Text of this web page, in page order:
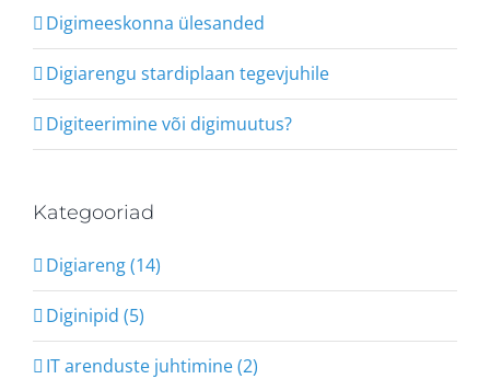
Digimeeskonna ülesanded
Digiarengu stardiplaan tegevjuhile
Digiteerimine või digimuutus?
Kategooriad
Digiareng (14)
Diginipid (5)
IT arenduste juhtimine (2)